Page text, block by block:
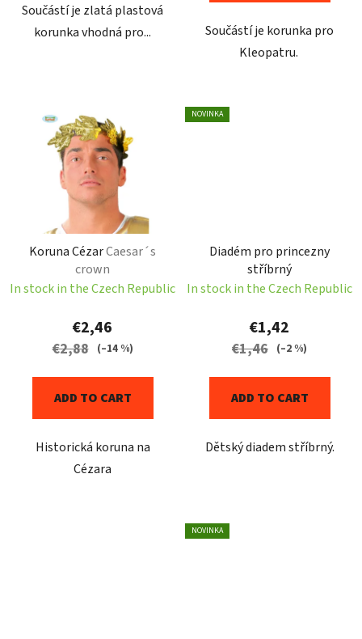
Součástí je zlatá plastová
korunka vhodná pro...
Součástí je korunka pro
Kleopatru.
Koruna CézarCaesar´s
crown
In stock in the Czech Republic
€2,46
€2,88 (–14 %)
ADD TO CART
Historická koruna na
Cézara
NOVINKA
Diadém pro princezny
stříbrný
In stock in the Czech Republic
€1,42
€1,46 (–2 %)
ADD TO CART
Dětský diadem stříbrný.
NOVINKA